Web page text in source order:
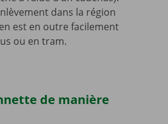
dans la région
est en outre facilement
ou en tram.
de manière